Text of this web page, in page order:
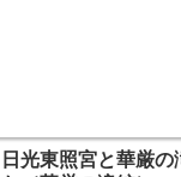
日光東照宮と華厳